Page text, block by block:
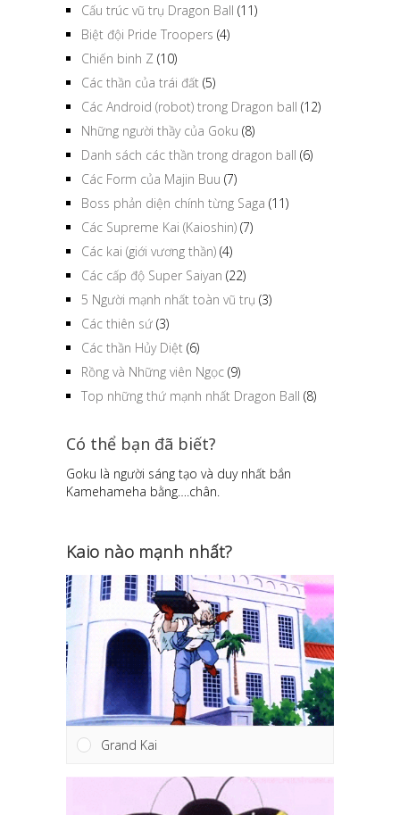
Cấu trúc vũ trụ Dragon Ball (11)
Biệt đội Pride Troopers (4)
Chiến binh Z (10)
Các thần của trái đất (5)
Các Android (robot) trong Dragon ball (12)
Những người thầy của Goku (8)
Danh sách các thần trong dragon ball (6)
Các Form của Majin Buu (7)
Boss phản diện chính từng Saga (11)
Các Supreme Kai (Kaioshin) (7)
Các kai (giới vương thần) (4)
Các cấp độ Super Saiyan (22)
5 Người mạnh nhất toàn vũ trụ (3)
Các thiên sứ (3)
Các thần Hủy Diệt (6)
Rồng và Những viên Ngọc (9)
Top những thứ mạnh nhất Dragon Ball (8)
Có thể bạn đã biết?
Goku là người sáng tạo và duy nhất bắn
Kamehameha bằng….chân.
Kaio nào mạnh nhất?
Grand Kai